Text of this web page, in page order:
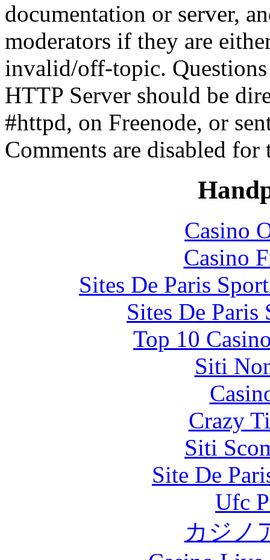
documentation or server,
moderators if they are
invalid/off-topic.
HTTP Server should be
#httpd, on Freenode, or
Comments are disabled for
Casino
Casino
Sites De Paris
Sites De
Top 10
Siti
Crazy
Siti
Site De
Ufc
カジノ